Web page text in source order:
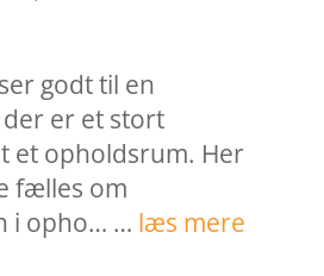
godt til en
er et stort
et opholdsrum. Her
fælles om
i opho… … læs mere